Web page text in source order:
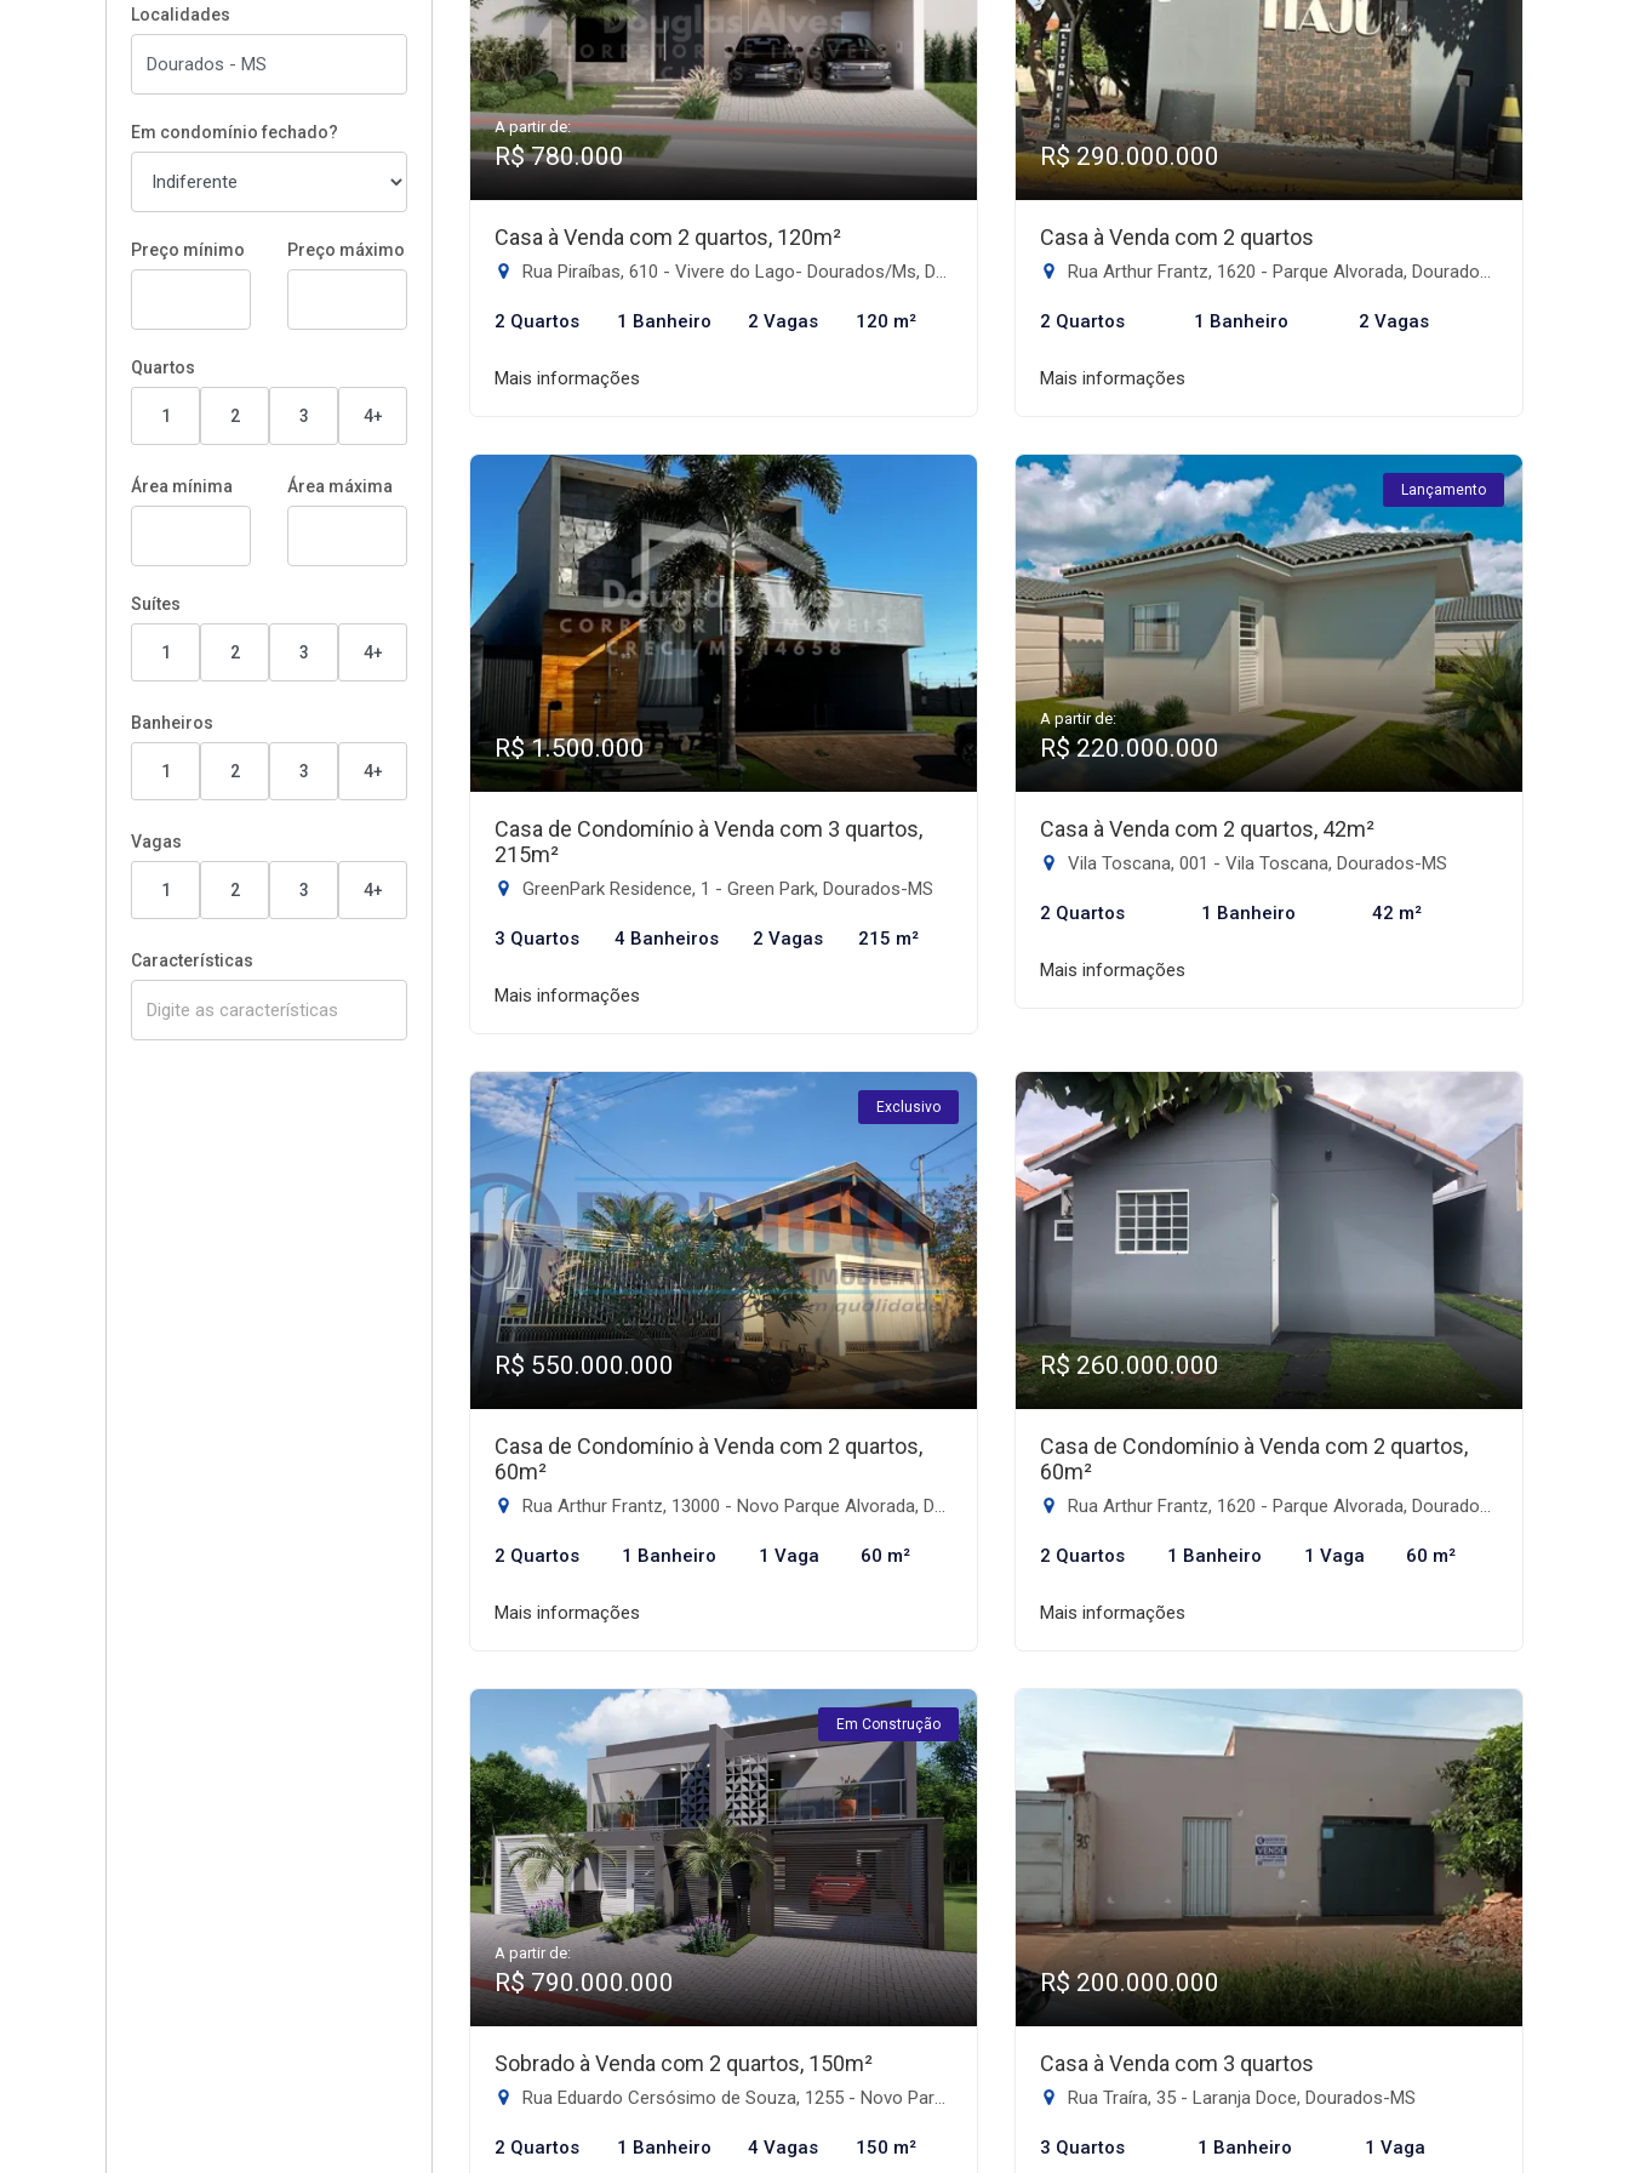
Localidades
Em condomínio fechado?
Preço mínimo Preço máximo
Quartos
1 2 3 4+
Área mínima Área máxima
Suítes
1 2 3 4+
Banheiros
1 2 3 4+
Vagas
1 2 3 4+
Características
A partir de:
R$ 780.000
Casa à Venda com 2 quartos, 120m²
Rua Piraíbas, 610 - Vivere do Lago- Dourados/Ms, Dourados-MS
2 Quartos 1 Banheiro 2 Vagas 120 m²
Mais informações
R$ 290.000.000
Casa à Venda com 2 quartos
Rua Arthur Frantz, 1620 - Parque Alvorada, Dourados-MS
2 Quartos 1 Banheiro 2 Vagas
Mais informações
R$ 1.500.000
Casa de Condomínio à Venda com 3 quartos,
215m²
GreenPark Residence, 1 - Green Park, Dourados-MS
3 Quartos 4 Banheiros 2 Vagas 215 m²
Mais informações
Lançamento
A partir de:
R$ 220.000.000
Casa à Venda com 2 quartos, 42m²
Vila Toscana, 001 - Vila Toscana, Dourados-MS
2 Quartos 1 Banheiro 42 m²
Mais informações
Exclusivo
R$ 550.000.000
Casa de Condomínio à Venda com 2 quartos,
60m²
Rua Arthur Frantz, 13000 - Novo Parque Alvorada, Dourados-MS
2 Quartos 1 Banheiro 1 Vaga 60 m²
Mais informações
R$ 260.000.000
Casa de Condomínio à Venda com 2 quartos,
60m²
Rua Arthur Frantz, 1620 - Parque Alvorada, Dourados-MS
2 Quartos 1 Banheiro 1 Vaga 60 m²
Mais informações
Em Construção
A partir de:
R$ 790.000.000
Sobrado à Venda com 2 quartos, 150m²
Rua Eduardo Cersósimo de Souza, 1255 - Novo Parque Alvorada, Dourados-MS
2 Quartos 1 Banheiro 4 Vagas 150 m²
R$ 200.000.000
Casa à Venda com 3 quartos
Rua Traíra, 35 - Laranja Doce, Dourados-MS
3 Quartos 1 Banheiro 1 Vaga